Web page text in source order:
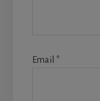
Email *